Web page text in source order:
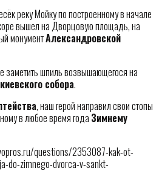
реку Мойку по построенному в начале
вышел на Дворцовую площадь, на
монументАлександровской
заметить шпиль возвышающегося на
собора.
, наш герой направил свои стопы
в любое время года Зимнему
questions/2353087-kak-ot-
do-zimnego-dvorca-v-sankt-